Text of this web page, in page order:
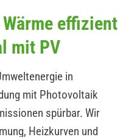
effizient
mit PV
in
mit Photovoltaik
spürbar. Wir
Heizkurven und